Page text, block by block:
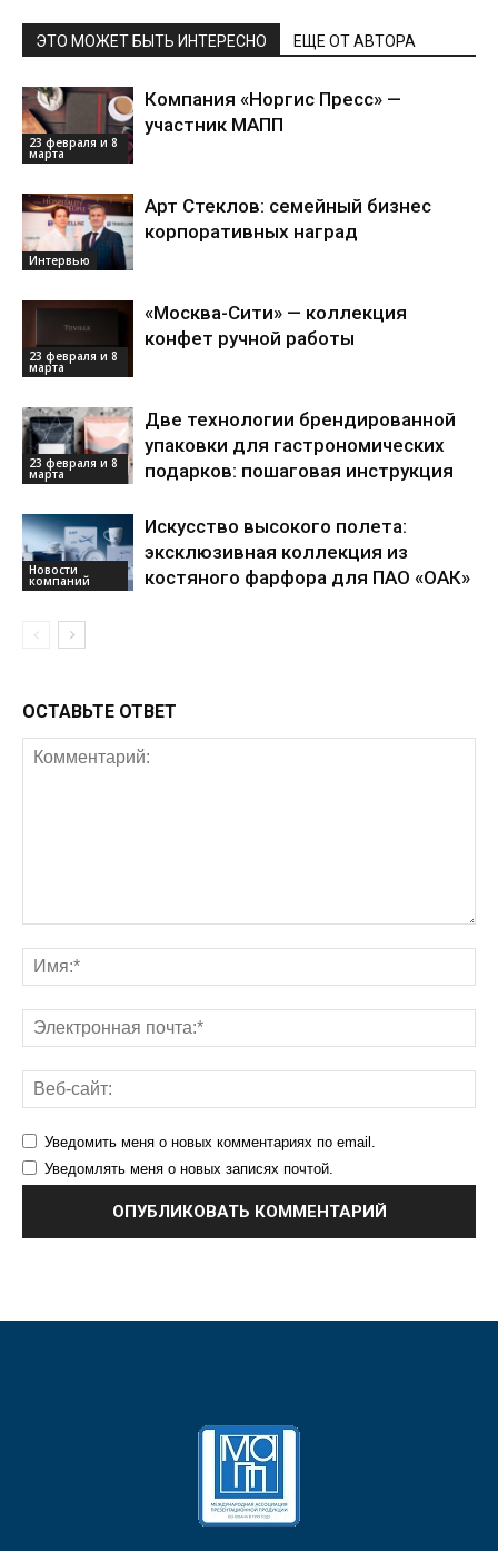
ЭТО МОЖЕТ БЫТЬ ИНТЕРЕСНО ЕЩЕ ОТ АВТОРА
23 февраля и 8
марта
Компания «Норгис Пресс» —
участник МАПП
Интервью
Арт Стеклов: семейный бизнес
корпоративных наград
23 февраля и 8
марта
«Москва-Сити» — коллекция
конфет ручной работы
23 февраля и 8
марта
Две технологии брендированной
упаковки для гастрономических
подарков: пошаговая инструкция
Новости
компаний
Искусство высокого полета:
эксклюзивная коллекция из
костяного фарфора для ПАО «ОАК»
ОСТАВЬТЕ ОТВЕТ
Уведомить меня о новых комментариях по email.
Уведомлять меня о новых записях почтой.